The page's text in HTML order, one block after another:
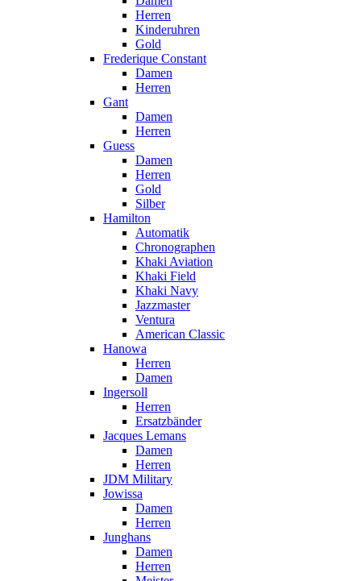
Herren
Kinderuhren
Gold
Frederique Constant
Damen
Herren
Gant
Damen
Herren
Guess
Damen
Herren
Gold
Silber
Hamilton
Automatik
Chronographen
Khaki Aviation
Khaki Field
Khaki Navy
Jazzmaster
Ventura
American Classic
Hanowa
Herren
Damen
Ingersoll
Herren
Ersatzbänder
Jacques Lemans
Damen
Herren
JDM Military
Jowissa
Damen
Herren
Junghans
Damen
Herren